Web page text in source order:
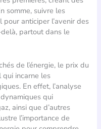
somme, suivre les
anticiper l’avenir des
partout dans le
de l’énergie, le prix du
incarne les
En effet, l’analyse
qui
ainsi que d’autres
l’importance de